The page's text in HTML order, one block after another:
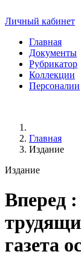
Личный кабинет
Главная
Документы
Рубрикатор
Коллекции
Персоналии
Главная
Издание
Издание
Вперед
газета